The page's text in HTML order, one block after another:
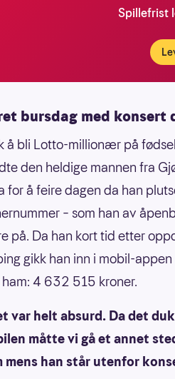
Spillefrist
bursdag med
å bli Lotto-millionær på
den heldige mannen fra
for å feire dagen da han
– som han av
på. Da han kort tid etter
gikk han inn i mobil-
4 632 515 kroner.
var helt absurd. Da det
måtte vi gå et annet
mens han står utenfor